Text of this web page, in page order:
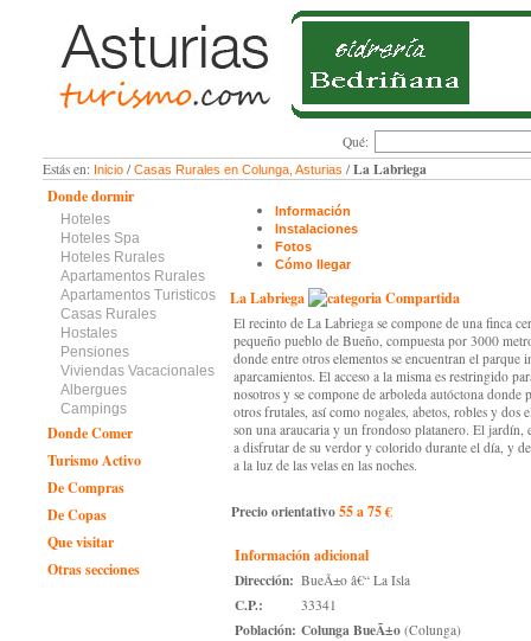
Qué:
Estás en: Inicio/ Casas Rurales en Colunga, Asturias / La Labriega
Donde dormir
Hoteles
Hoteles Spa
Hoteles Rurales
Apartamentos Rurales
Apartamentos Turisticos
Casas Rurales
Hostales
Pensiones
Viviendas Vacacionales
Albergues
Campings
Donde Comer
Turismo Activo
De Compras
De Copas
Que visitar
Otras secciones
Información
Instalaciones
Fotos
Cómo llegar
La Labriega Compartida
El recinto de La Labriega se compone de una finca
pequeño pueblo de Bueño, compuesta por 3000
donde entre otros elementos se encuentran el parque
aparcamientos. El acceso a la misma es restringido
nosotros y se compone de arboleda autóctona donde
otros frutales, así como nogales, abetos, robles y dos
son una araucaria y un frondoso platanero. El jardín,
a disfrutar de su verdor y colorido durante el día, y
a la luz de las velas en las noches.
Precio orientativo55 a 75 €
Información adicional
Dirección: BueÃ±o â€“ La Isla
C.P.: 33341
Población: Colunga BueÃ±o(Colunga)